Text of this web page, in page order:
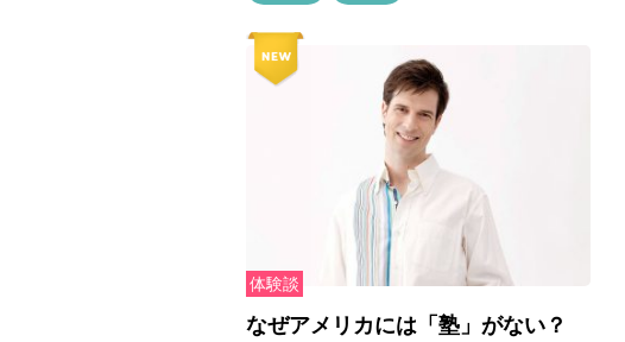
体験談
なぜアメリカには「塾」がない？